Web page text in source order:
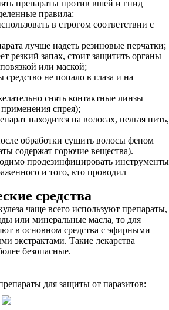
препараты против вшей и гнид
правила:
в строгом соответствии с
лучше надеть резиновые перчатки;
резкий запах, стоит защитить органы
или маской;
средство не попало в глаза и на
снять контактные линзы
спрея);
находится на волосах, нельзя пить,
обработки сушить волосы феном
содержат горючие вещества).
продезинфицировать инструменты
и того, кто проводил
средства
чаще всего используют препараты,
или минеральные масла, то для
в основном средства с эфирными
экстрактами. Такие лекарства
безопасные.
для защиты от паразитов: